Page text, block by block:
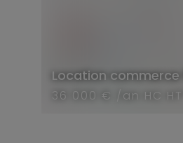
Location commerce
36 000 € /an HC HT*